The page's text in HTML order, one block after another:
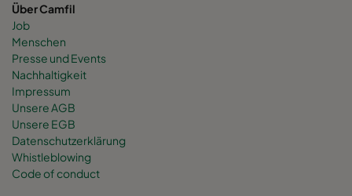
Über Camfil
Job
Menschen
Presse und Events
Nachhaltigkeit
Impressum
Unsere AGB
Unsere EGB
Datenschutzerklärung
Whistleblowing
Code of conduct